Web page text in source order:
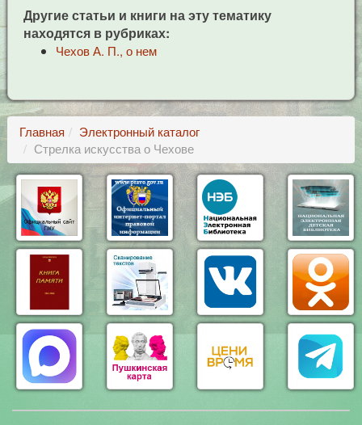
Другие статьи и книги на эту тематику
находятся в рубриках:
Чехов А. П., о нем
Главная
Электронный каталог
Стрелка искусства о Чехове